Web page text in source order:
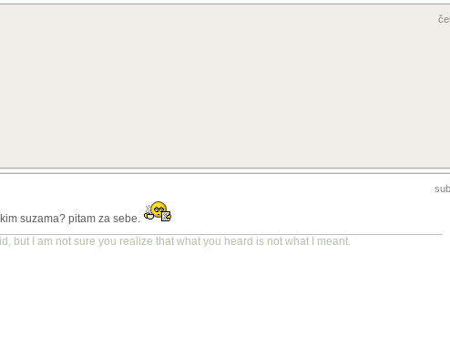
suzama? pitam za sebe.
but I am not sure you realize that what you heard is not what I meant.